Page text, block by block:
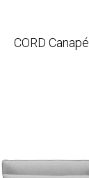
CORD Canapé